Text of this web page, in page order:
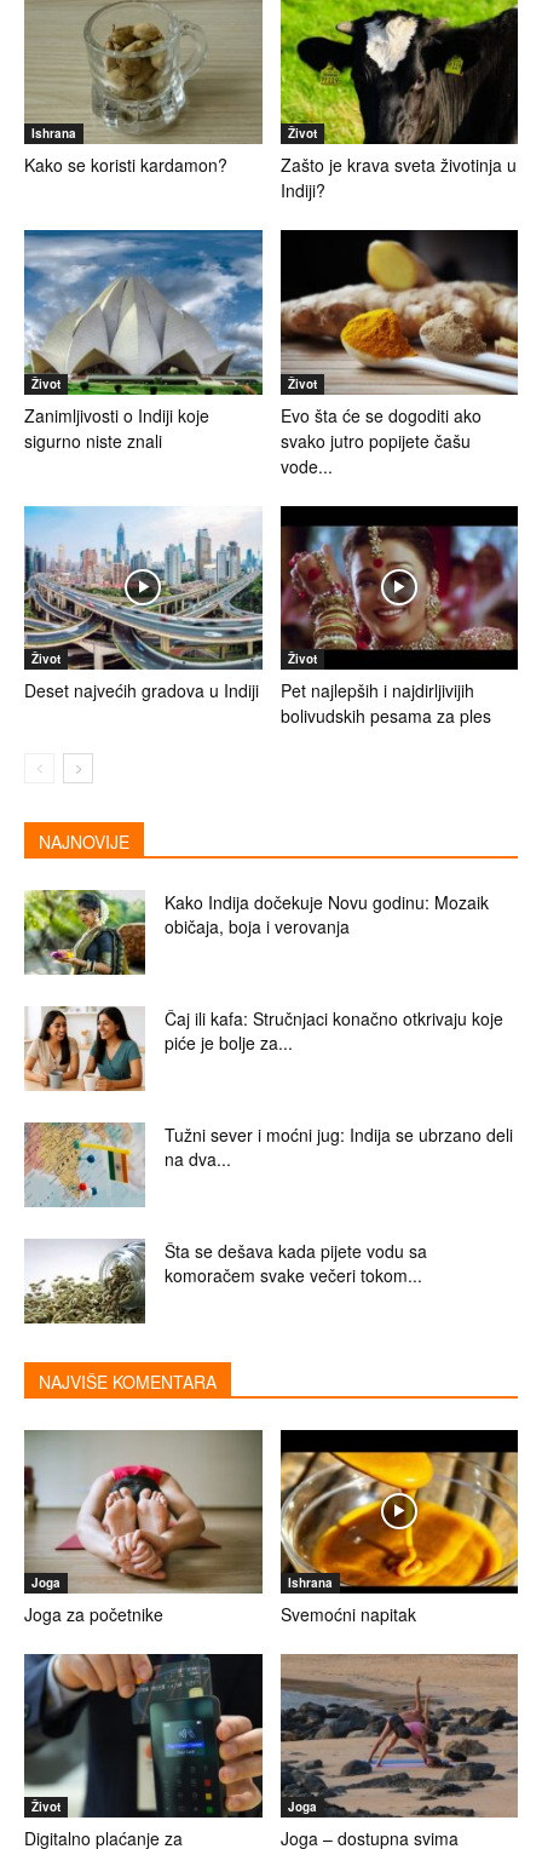
Ishrana
Kako se koristi kardamon?
Život
Zašto je krava sveta životinja u
Indiji?
Život
Zanimljivosti o Indiji koje
sigurno niste znali
Život
Evo šta će se dogoditi ako
svako jutro popijete čašu
vode...
Život
Deset najvećih gradova u Indiji
Život
Pet najlepših i najdirljivijih
bolivudskih pesama za ples
NAJNOVIJE
Kako Indija dočekuje Novu godinu: Mozaik
običaja, boja i verovanja
Čaj ili kafa: Stručnjaci konačno otkrivaju koje
piće je bolje za...
Tužni sever i moćni jug: Indija se ubrzano deli
na dva...
Šta se dešava kada pijete vodu sa
komoračem svake večeri tokom...
NAJVIŠE KOMENTARA
Joga
Joga za početnike
Ishrana
Svemoćni napitak
Život
Digitalno plaćanje za
Joga
Joga – dostupna svima